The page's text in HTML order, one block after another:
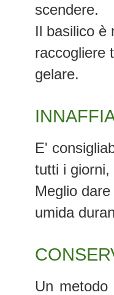
scendere.
Il basilico è
raccogliere
gelare.
E'
tutti i
Meglio
umida
Un